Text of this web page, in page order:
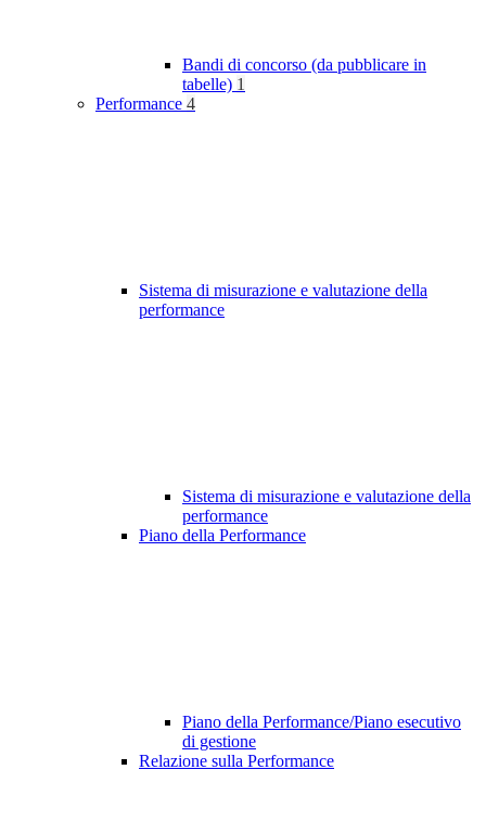
Bandi di concorso (da pubblicare in
tabelle) 1
Performance 4
Sistema di misurazione e valutazione della
performance
Sistema di misurazione e valutazione della
performance
Piano della Performance
Piano della Performance/Piano esecutivo
di gestione
Relazione sulla Performance